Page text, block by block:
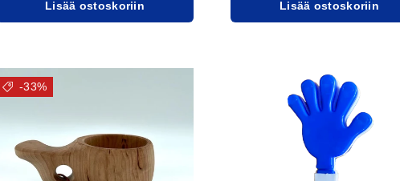
Lisää ostoskoriin Lisää ostoskoriin
-33%